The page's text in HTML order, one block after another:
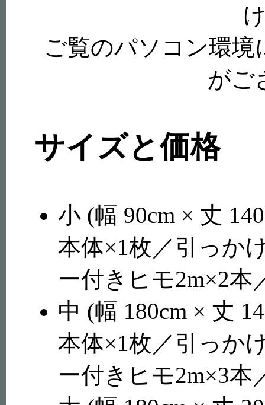
ご覧のパソコン環
がご
サイズと価格
小 (幅 90cm × 丈
本体×1枚／引っか
ー付きヒモ2m×2本
中 (幅 180cm × 丈
本体×1枚／引っか
ー付きヒモ2m×3本